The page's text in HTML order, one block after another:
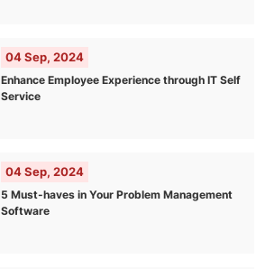
04 Sep, 2024
Enhance Employee Experience through IT Self
Service
04 Sep, 2024
5 Must-haves in Your Problem Management
Software